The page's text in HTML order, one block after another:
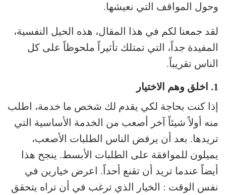
وحول المواقف التي نعيشها.
لقد جمعنا لكم في هذا المقال، هذه الحيل النفسية،
المفيدة جداً، التي تمتلك تأثيراً ملحوظاً على كل
الناس تقريباً.
1. اخلق وهم الاختيار
إذا كنت بحاجة لكي يقدم لك شخص ما خدمة، اطلب
منه أولاً شيئاً آخر أصعب من الخدمة الأساسية التي
تريدها. بعد أن يرفض الناس الطلبات الأصعب،
يميلون للموافقة على الطلبات الأبسط. ينجح هذا
أيضاً عندما تريد أن تقنع أحداً. اعرض خيارين في
نفس الوقت : الخيار الذي ترغب في أن تراه يتحقق